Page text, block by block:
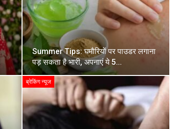
Summer Tips: घमौरियों पर पाउडर लगाना
पड़ सकता है भारी, अपनाएं ये 5…
ब्रेकिंग न्यूज